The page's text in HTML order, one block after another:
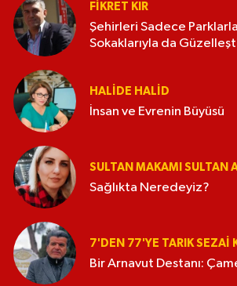
FIKRET KIR
Şehirleri Sadece
Sokaklarıyla da
HALIDE HALID
İnsan ve Evrenin Büyüsü
SULTAN MAKAMI SULTAN
Sağlıkta Neredeyiz?
7'DEN 77'YE TARIK SEZAI
Bir Arnavut Destanı: